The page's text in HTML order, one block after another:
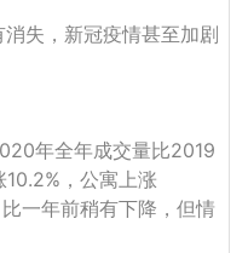
失，新冠疫情甚至加剧
年全年成交量比2019
，公寓上涨
一年前稍有下降，但情